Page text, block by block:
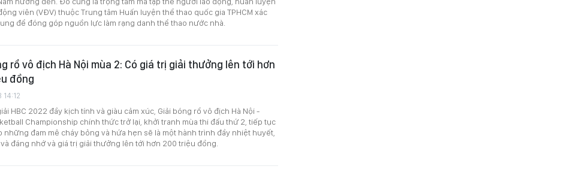
viên (VĐV) thuộc Trung tâm Huấn luyện thể thao quốc gia TPHCM xác
để đóng góp nguồn lực làm rạng danh thể thao nước nhà.
rổ vô địch Hà Nội mùa 2: Có giá trị giải thưởng lên tới hơn
đồng
14:12
HBC 2022 đầy kịch tính và giàu cảm xúc, Giải bóng rổ vô địch Hà Nội -
Championship chính thức trở lại, khởi tranh mùa thi đấu thứ 2, tiếp tục
những đam mê cháy bỏng và hứa hẹn sẽ là một hành trình đầy nhiệt huyết,
đáng nhớ và giá trị giải thưởng lên tới hơn 200 triệu đồng.